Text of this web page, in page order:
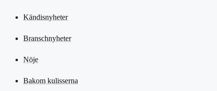
Kändisnyheter
Branschnyheter
Nöje
Bakom kulisserna